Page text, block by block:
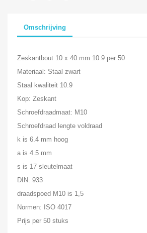
Omschrijving
Zeskantbout 10 x 40 mm 10.9 per 50
Materiaal: Staal zwart
Staal kwaliteit 10.9
Kop: Zeskant
Schroefdraadmaat: M10
Schroefdraad lengte voldraad
k is 6.4 mm hoog
a is 4.5 mm
s is 17 sleutelmaat
DIN: 933
draadspoed M10 is 1,5
Normen: ISO 4017
Prijs per 50 stuks